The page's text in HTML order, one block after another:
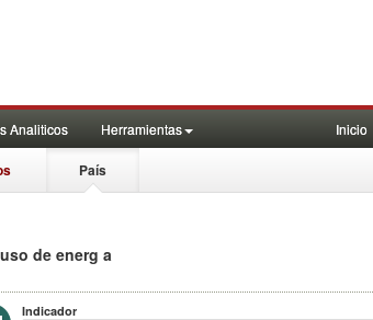
Analiticos Herramientas Inicio
País
de energ a
Indicador